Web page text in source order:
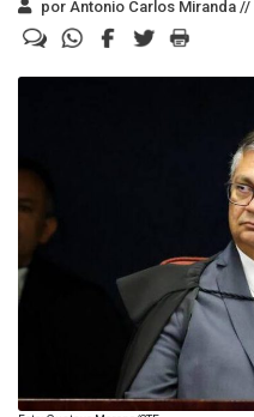
por Antonio Carlos Miranda //